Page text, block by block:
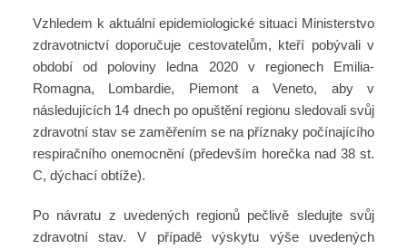
Vzhledem k aktuální epidemiologické situaci Ministerstvo
zdravotnictví doporučuje cestovatelům, kteří pobývali v
období od poloviny ledna 2020 v regionech Emilia-
Romagna, Lombardie, Piemont a Veneto, aby v
následujících 14 dnech po opuštění regionu sledovali svůj
zdravotní stav se zaměřením se na příznaky počínajícího
respiračního onemocnění (především horečka nad 38 st.
C, dýchací obtíže).
Po návratu z uvedených regionů pečlivě sledujte svůj
zdravotní stav. V případě výskytu výše uvedených